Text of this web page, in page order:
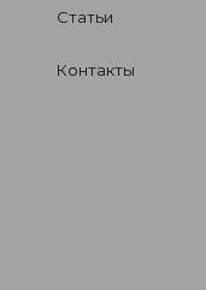
Статьи
Контакты